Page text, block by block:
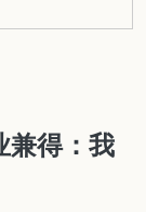
兼得：我